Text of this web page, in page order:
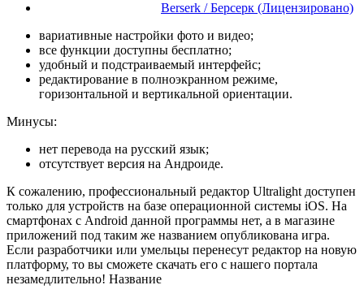
Berserk / Берсерк (Лицензировано)
вариативные настройки фото и видео;
все функции доступны бесплатно;
удобный и подстраиваемый интерфейс;
редактирование в полноэкранном режиме,
горизонтальной и вертикальной ориентации.
Минусы:
нет перевода на русский язык;
отсутствует версия на Андроиде.
К сожалению, профессиональный редактор Ultralight доступен
только для устройств на базе операционной системы iOS. На
смартфонах с Android данной программы нет, а в магазине
приложений под таким же названием опубликована игра.
Если разработчики или умельцы перенесут редактор на новую
платформу, то вы сможете скачать его с нашего портала
незамедлительно! Название